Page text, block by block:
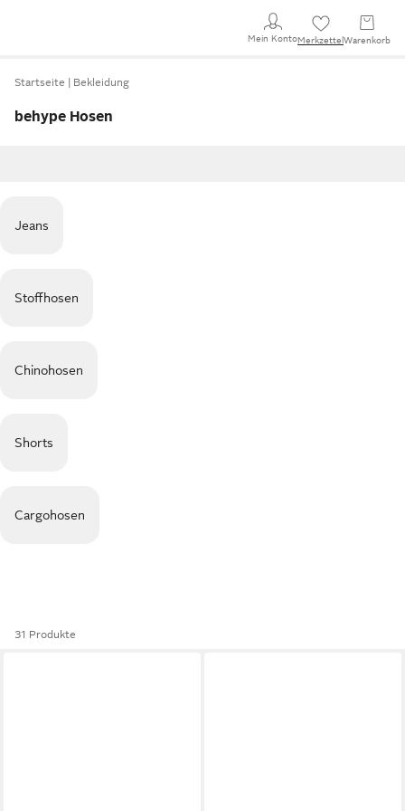
Mein KontoMerkzettel Warenkorb
Startseite Bekleidung
behype Hosen
Jeans
Stoffhosen
Chinohosen
Shorts
Cargohosen
31 Produkte